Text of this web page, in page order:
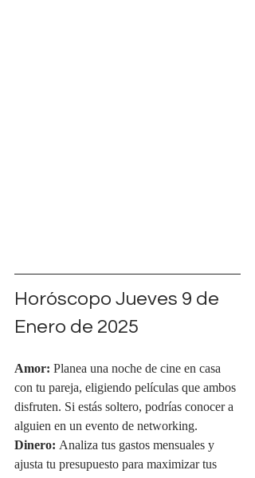
Horóscopo Jueves 9 de
Enero de 2025
Amor: Planea una noche de cine en casa
con tu pareja, eligiendo películas que ambos
disfruten. Si estás soltero, podrías conocer a
alguien en un evento de networking.
Dinero: Analiza tus gastos mensuales y
ajusta tu presupuesto para maximizar tus